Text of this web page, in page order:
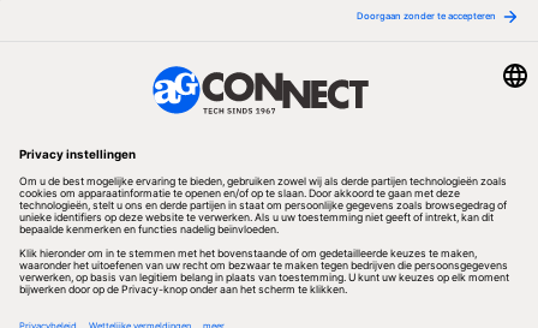
Volg ons
Redactionele partner